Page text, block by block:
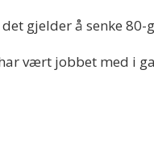
gjelder å senke 80-
vært jobbet med i